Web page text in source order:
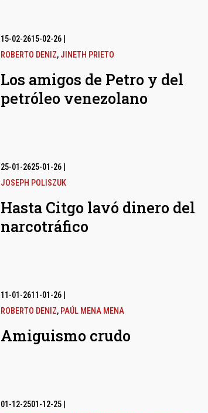
15-02-2615-02-26
ROBERTO DENIZ, JINETH PRIETO
Los amigos de Petro y del
petróleo venezolano
25-01-2625-01-26
JOSEPH POLISZUK
Hasta Citgo lavó dinero del
narcotráfico
11-01-2611-01-26
ROBERTO DENIZ, PAÚL MENA MENA
Amiguismo crudo
01-12-2501-12-25